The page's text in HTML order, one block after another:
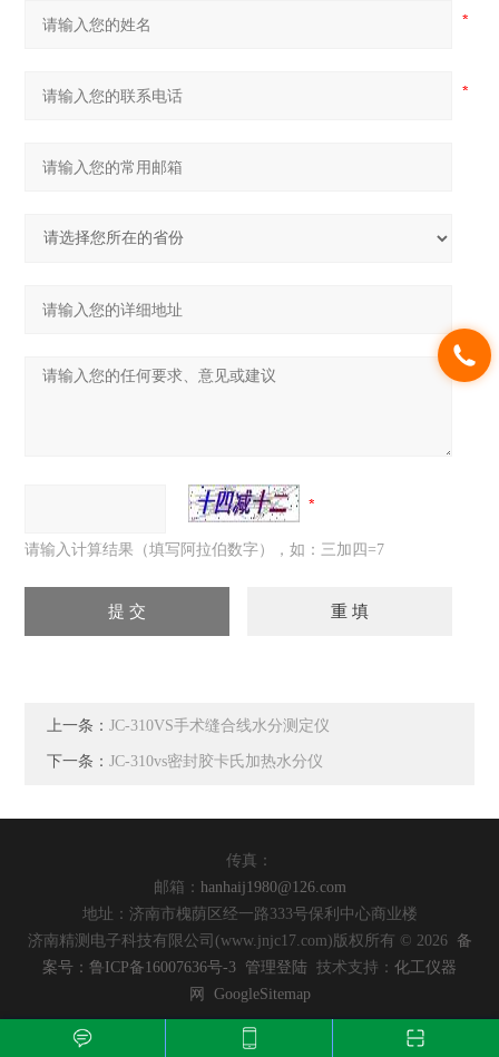
请输入计算结果（填写阿拉伯数字），如：三加四=7
上一条：JC-310VS手术缝合线水分测定仪
下一条：JC-310vs密封胶卡氏加热水分仪
传真：
邮箱： hanhaij1980@126.com
地址：济南市槐荫区经一路333号保利中心商业楼
济南精测电子科技有限公司(www.jnjc17.com)版权所有 © 2026 备
案号：鲁ICP备16007636号-3 管理登陆 技术支持： 化工仪器
网
GoogleSitemap